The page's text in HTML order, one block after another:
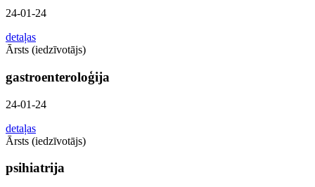
24-01-24
detaļas
Ārsts (iedzīvotājs)
gastroenteroloģija
24-01-24
detaļas
Ārsts (iedzīvotājs)
psihiatrija